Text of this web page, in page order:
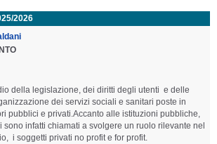
2026
della legislazione, dei diritti degli utenti e delle
dei servizi sociali e sanitari poste in
pubblici e privati.Accanto alle istituzioni pubbliche,
infatti chiamati a svolgere un ruolo rilevante nel
i soggetti privati no profit e for profit.